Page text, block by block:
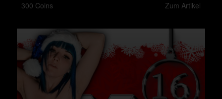
300 Coins Zum Artikel